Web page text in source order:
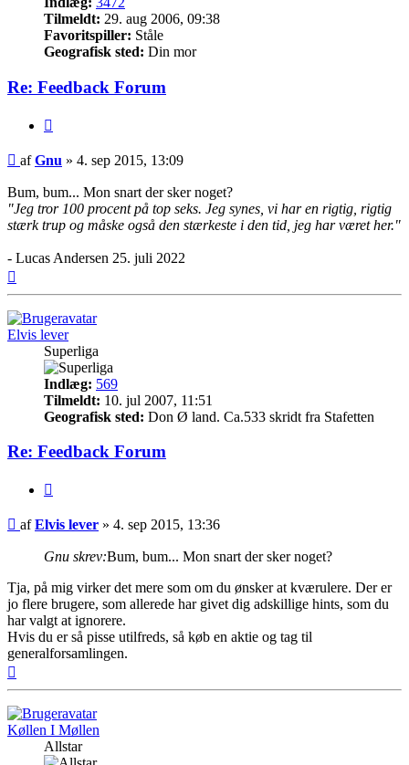
Tilmeldt: 29. aug 2006, 09:38
Favoritspiller: Ståle
Geografisk sted: Din mor
Re: Feedback Forum
Indlæg
afGnu » 4. sep 2015, 13:09
Bum, bum... Mon snart der sker noget?
"Jeg tror 100 procent på top seks. Jeg synes, vi har en rigtig, rigtig
stærk trup og måske også den stærkeste i den tid, jeg har været her."
- Lucas Andersen 25. juli 2022
Elvis lever
Superliga
Indlæg: 569
Tilmeldt: 10. jul 2007, 11:51
Geografisk sted: Don Ø land. Ca.533 skridt fra Stafetten
Re: Feedback Forum
Indlæg
afElvis lever » 4. sep 2015, 13:36
Gnu skrev:Bum, bum... Mon snart der sker noget?
Tja, på mig virker det mere som om du ønsker at kværulere. Der er
jo flere brugere, som allerede har givet dig adskillige hints, som du
har valgt at ignorere.
Hvis du er så pisse utilfreds, så køb en aktie og tag til
generalforsamlingen.
Køllen I Møllen
Allstar